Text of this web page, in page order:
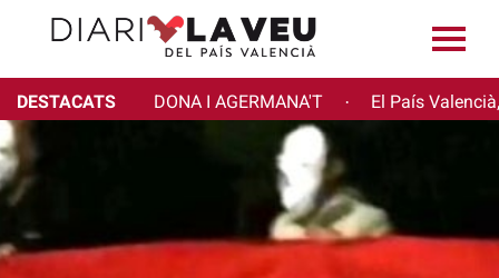
DESTACATS DONA I AGERMANA'T · El País